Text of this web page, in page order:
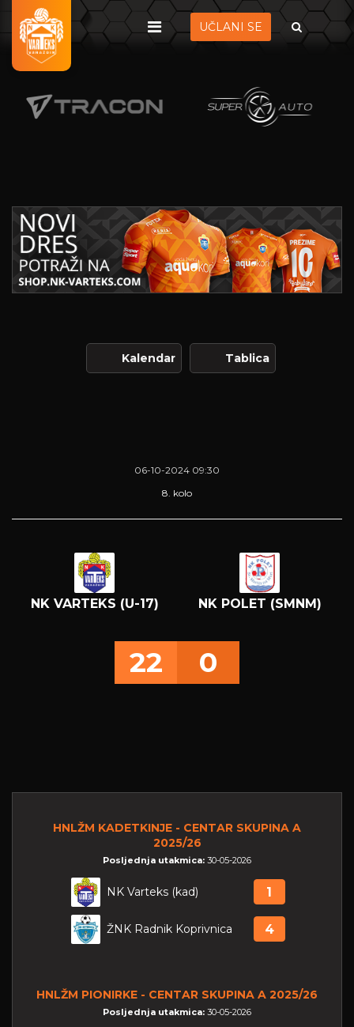
UČLANI SE
Kalendar Tablica
06-10-2024 09:30
8. kolo
NK VARTEKS (U-17) NK POLET (SMNM)
22 0
HNLŽM KADETKINJE - CENTAR SKUPINA A
2025/26
Posljednja utakmica: 30-05-2026
NK Varteks (kad) 1
ŽNK Radnik Koprivnica 4
HNLŽM PIONIRKE - CENTAR SKUPINA A 2025/26
Posljednja utakmica: 30-05-2026